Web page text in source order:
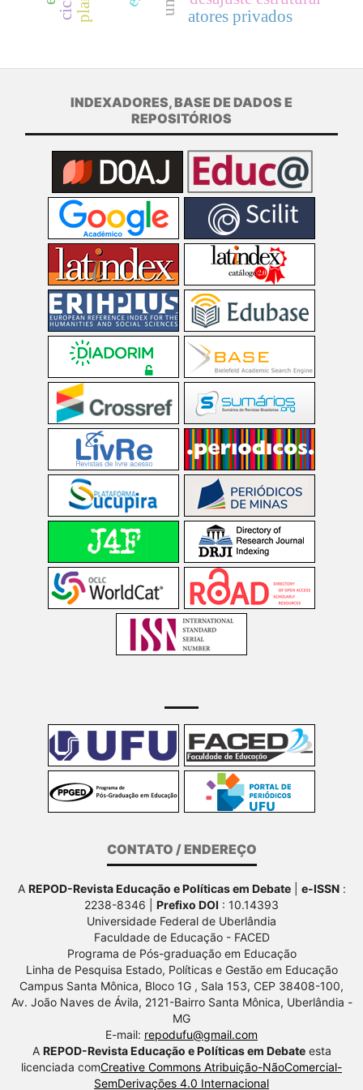
atores privados
INDEXADORES, BASE DE DADOS E
REPOSITÓRIOS
CONTATO / ENDEREÇO
A REPOD-Revista Educação e Políticas em Debate| e-ISSN:
2238-8346 | Prefixo DOI : 10.14393
Universidade Federal de Uberlândia
Faculdade de Educação - FACED
Programa de Pós-graduação em Educação
Linha de Pesquisa Estado, Políticas e Gestão em Educação
Campus Santa Mônica, Bloco 1G , Sala 153, CEP 38408-100,
Av. João Naves de Ávila, 2121-Bairro Santa Mônica, Uberlândia -
MG
E-mail: repodufu@gmail.com
A REPOD-Revista Educação e Políticas em Debateesta
licenciada comCreative Commons Atribuição-NãoComercial-
SemDerivações 4.0 Internacional